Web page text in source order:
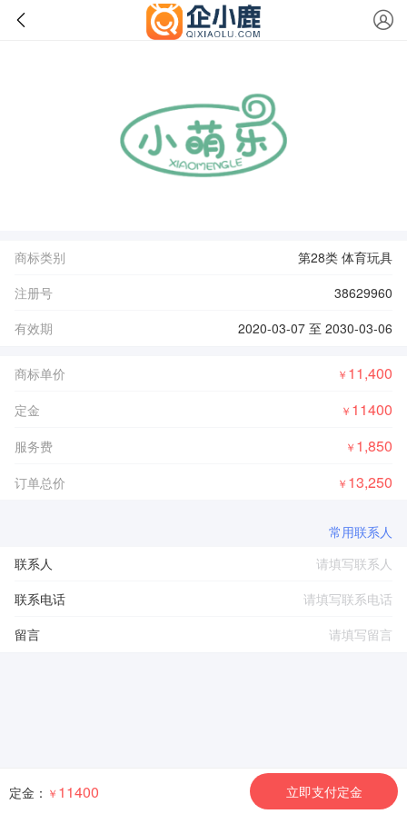
商标类别
第28类 体育玩具
注册号
38629960
有效期
2020-03-07 至 2030-03-06
商标单价 ￥ 11,400
定金 ￥ 11400
服务费 ￥ 1,850
订单总价 ￥ 13,250
常用联系人
联系人
联系电话
留言
定金： ￥ 11400 立即支付定金